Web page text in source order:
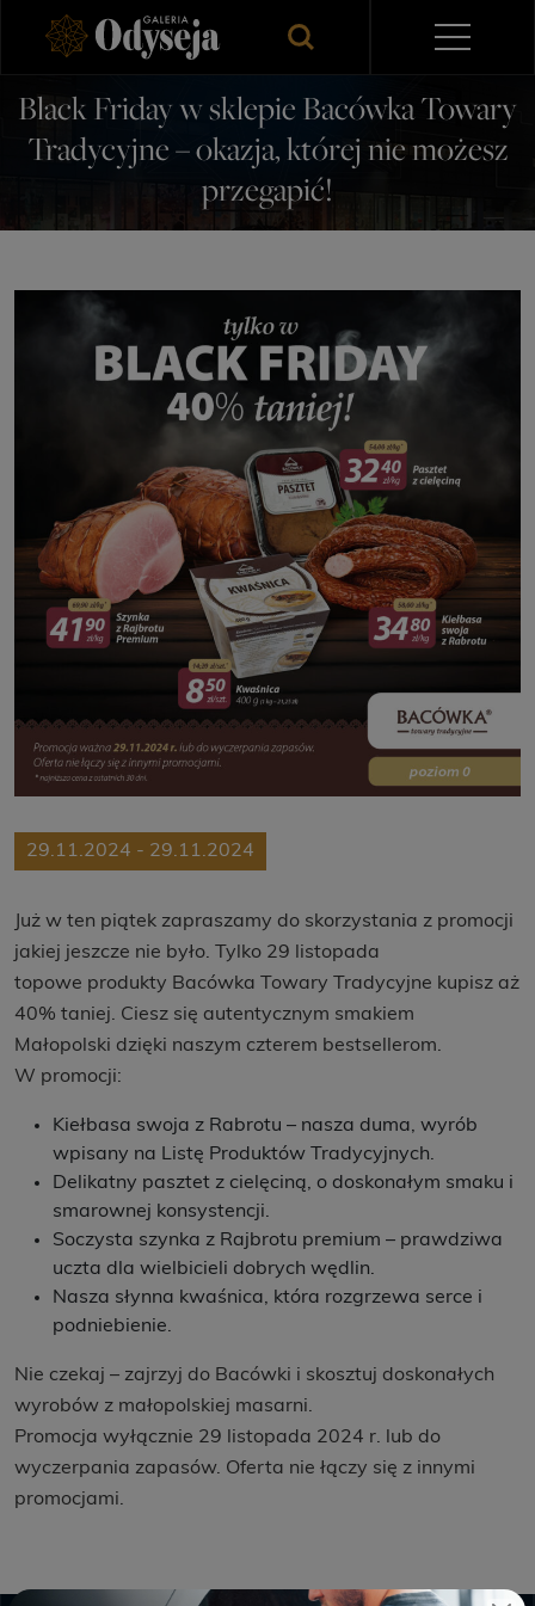
Black Friday w sklepie Bacówka Towary
Tradycyjne – okazja, której nie możesz
przegapić!
29.11.2024 - 29.11.2024
Już w ten piątek zapraszamy do skorzystania z promocji
jakiej jeszcze nie było. Tylko 29 listopada
topowe produkty Bacówka Towary Tradycyjne kupisz aż
40% taniej. Ciesz się autentycznym smakiem
Małopolski dzięki naszym czterem bestsellerom.
W promocji:
Kiełbasa swoja z Rabrotu – nasza duma, wyrób
wpisany na Listę Produktów Tradycyjnych.
Delikatny pasztet z cielęciną, o doskonałym smaku i
smarownej konsystencji.
Soczysta szynka z Rajbrotu premium – prawdziwa
uczta dla wielbicieli dobrych wędlin.
Nasza słynna kwaśnica, która rozgrzewa serce i
podniebienie.
Nie czekaj – zajrzyj do Bacówki i skosztuj doskonałych
wyrobów z małopolskiej masarni.
Promocja wyłącznie 29 listopada 2024 r. lub do
wyczerpania zapasów. Oferta nie łączy się z innymi
promocjami.